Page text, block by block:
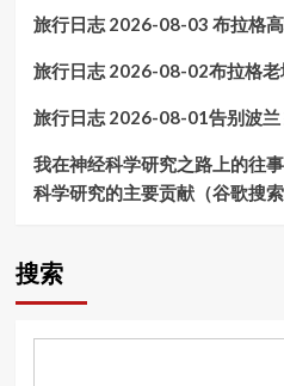
五）
特
普
特
女
王
及：
两
次
行
程，
跨
越
十
三
四）
旅行日志 2026-08-03 布拉格
旅行日志 2026-08-02布拉格
旅行日志 2026-08-01告别波兰
我在神经科学研究之路上的往
科学研究的主要贡献（谷歌搜索
搜索